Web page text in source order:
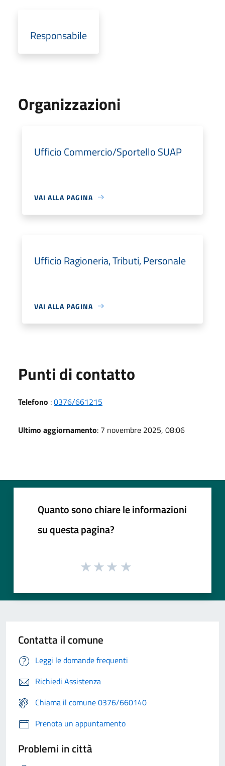
Responsabile
Organizzazioni
Ufficio Commercio/Sportello SUAP
VAI ALLA PAGINA
Ufficio Ragioneria, Tributi, Personale
VAI ALLA PAGINA
Punti di contatto
Telefono :0376/661215
Ultimo aggiornamento: 7 novembre 2025, 08:06
Quanto sono chiare le informazioni
su questa pagina?
Contatta il comune
Leggi le domande frequenti
Richiedi Assistenza
Chiama il comune 0376/660140
Prenota un appuntamento
Problemi in città